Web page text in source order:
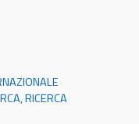
RICERCA